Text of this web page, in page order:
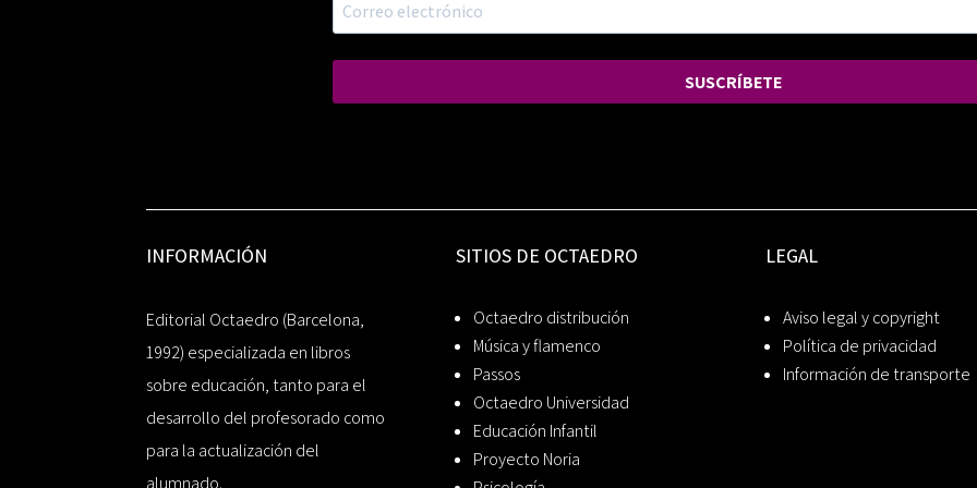
SUSCRÍBETE
INFORMACIÓN
Editorial Octaedro (Barcelona,
1992) especializada en libros
sobre educación, tanto para el
desarrollo del profesorado como
para la actualización del
SITIOS DE OCTAEDRO
Octaedro distribución
Música y flamenco
Passos
Octaedro Universidad
Educación Infantil
Proyecto Noria
LEGAL
Aviso legal y copyright
Política de privacidad
Información de transporte